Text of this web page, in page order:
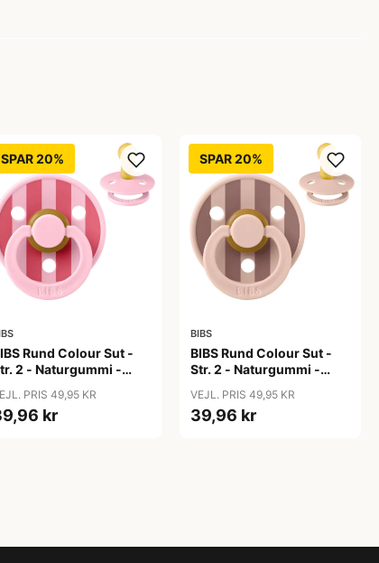
SPAR 20%
Rund Colour Sut -
2 - Naturgummi -
Coral
PRIS 49,95 KR
kr
SPAR 20%
BIBS
BIBS Rund Colour Sut -
Str. 2 - Naturgummi -
Blush/Woodchuck
VEJL. PRIS 49,95 KR
39,96 kr